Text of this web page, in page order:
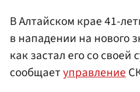
В Алтайском крае 41-
в нападении на нового
как застал его со своей
сообщаетуправление